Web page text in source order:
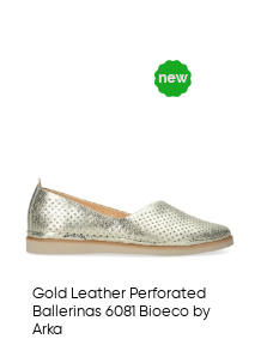
Gold Leather Perforated
Ballerinas 6081 Bioeco by
Arka